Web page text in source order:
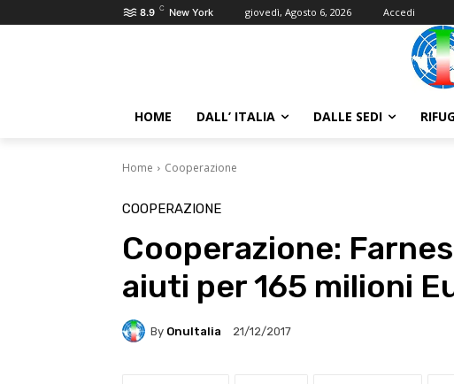
8.9 C New York giovedì, Agosto 6, 2026 Accedi
HOME DALL’ ITALIA DALLE SEDI
Home Cooperazione
COOPERAZIONE
Cooperazione:
aiuti per 165 milioni
By OnuItalia 21/12/2017